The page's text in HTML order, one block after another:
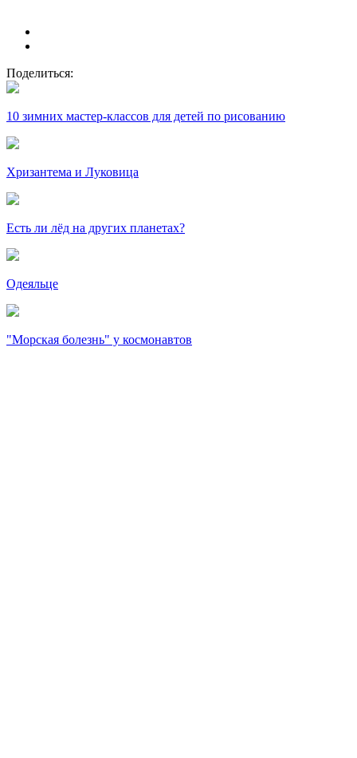
Поделиться:
10 зимних мастер-классов для детей по рисованию
Хризантема и Луковица
Есть ли лёд на других планетах?
Одеяльце
"Морская болезнь" у космонавтов